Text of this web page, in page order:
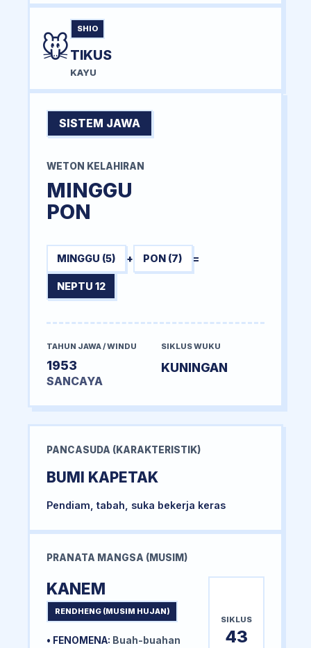
🐭
SHIO
TIKUS
KAYU
SISTEM JAWA
WETON KELAHIRAN
MINGGU
PON
MINGGU (5) + PON (7) =
NEPTU 12
TAHUN JAWA / WINDU
1953
SANCAYA
SIKLUS WUKU
KUNINGAN
PANCASUDA (KARAKTERISTIK)
BUMI KAPETAK
Pendiam, tabah, suka bekerja keras
PRANATA MANGSA (MUSIM)
KANEM
RENDHENG (MUSIM HUJAN)
• FENOMENA: Buah-buahan
SIKLUS
43